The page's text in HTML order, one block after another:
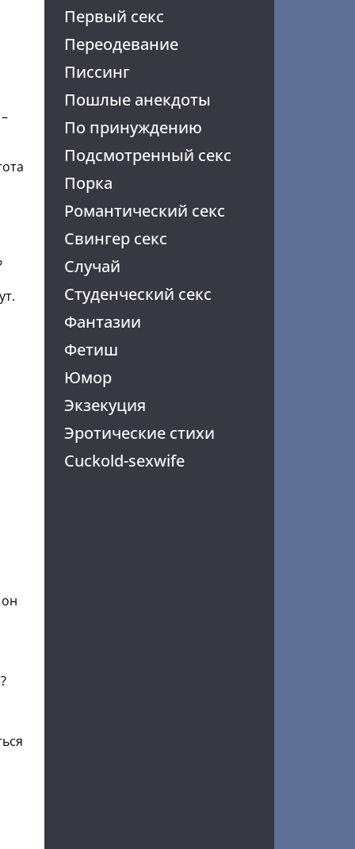
Первый секс
Переодевание
Писсинг
Пошлые анекдоты
По принуждению
Подсмотренный секс
Порка
Романтический секс
Свингер секс
Случай
Студенческий секс
Фантазии
Фетиш
Юмор
Экзекуция
Эротические стихи
Cuckold-sexwife